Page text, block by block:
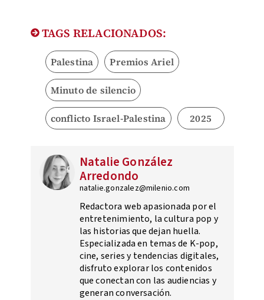
TAGS RELACIONADOS:
Palestina Premios Ariel
Minuto de silencio
conflicto Israel-Palestina 2025
Natalie González
Arredondo
natalie.gonzalez@milenio.com
Redactora web apasionada por el
entretenimiento, la cultura pop y
las historias que dejan huella.
Especializada en temas de K-pop,
cine, series y tendencias digitales,
disfruto explorar los contenidos
que conectan con las audiencias y
generan conversación.